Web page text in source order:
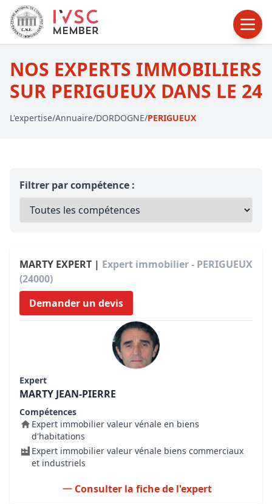
NOS EXPERTS IMMOBILIERS
SUR PERIGUEUX DANS LE 24
L'expertise/Annuaire/DORDOGNE/PERIGUEUX
Filtrer par compétence :
MARTY EXPERT | Expert immobilier - PERIGUEUX
(24000)
Demander un devis
Expert
MARTY JEAN-PIERRE
Compétences
Expert immobilier valeur vénale en biens
d'habitations
Expert immobilier valeur vénale biens commerciaux
et industriels
Consulter la fiche de l'expert